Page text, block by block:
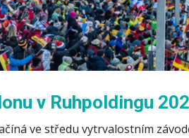
v Ruhpoldingu
ve středu vytrvalostním